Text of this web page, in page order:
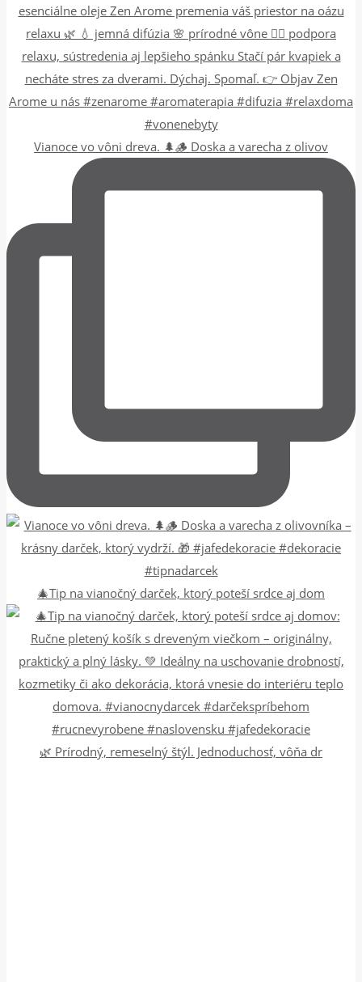
Vianoce vo vôni dreva. 🌲🪵 Doska a varecha z olivov
🎄Tip na vianočný darček, ktorý poteší srdce aj dom
🌿 Prírodný, remeselný štýl. Jednoduchosť, vôňa dr